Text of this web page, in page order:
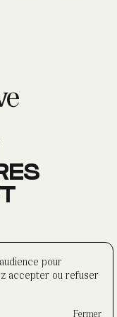
pour
accepter ou refuser
Fermer